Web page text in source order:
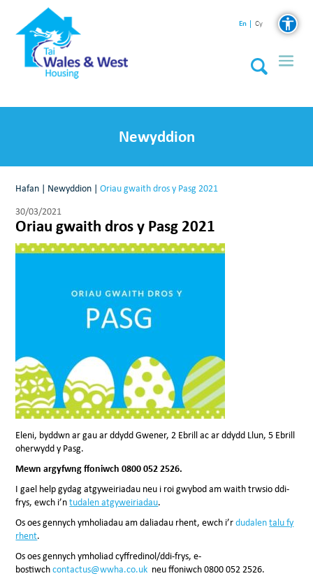
En Cy
Newyddion
Hafan | Newyddion |Oriau gwaith dros y Pasg 2021
30/03/2021
Oriau gwaith dros y Pasg 2021
Eleni, byddwn ar gau ar ddydd Gwener, 2 Ebrill ac ar ddydd Llun, 5 Ebrill
oherwydd y Pasg.
Mewn argyfwng ffoniwch 0800 052 2526.
I gael help gydag atgyweiriadau neu i roi gwybod am waith trwsio ddi-
frys, ewch i’ntudalen atgyweiriadau.
Os oes gennych ymholiadau am daliadau rhent, ewch i’rdudalentalu fy
rhent.
Os oes gennych ymholiad cyffredinol/ddi-frys, e-
bostiwchcontactus@wwha.co.uk neu ffoniwch 0800 052 2526.